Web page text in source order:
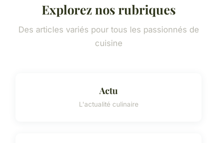
Explorez nos rubriques
Des articles variés pour tous les passionnés de
cuisine
Actu
L'actualité culinaire